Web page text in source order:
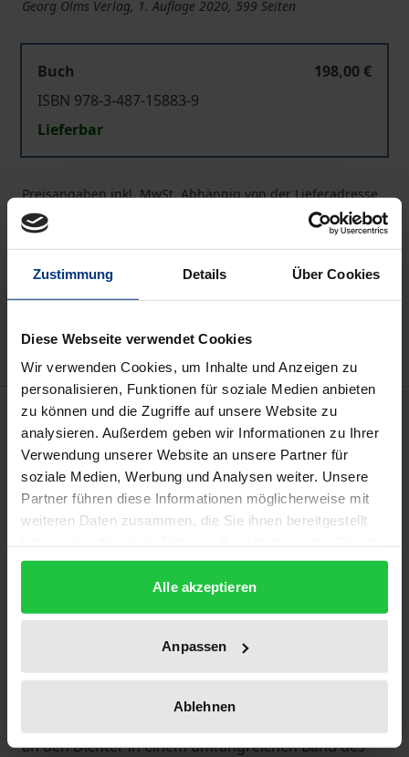
Zustimmung Details Über Cookies
Diese Webseite verwendet Cookies
Wir verwenden Cookies, um Inhalte und Anzeigen zu
personalisieren, Funktionen für soziale Medien anbieten
zu können und die Zugriffe auf unsere Website zu
analysieren. Außerdem geben wir Informationen zu Ihrer
Verwendung unserer Website an unsere Partner für
soziale Medien, Werbung und Analysen weiter. Unsere
Partner führen diese Informationen möglicherweise mit
weiteren Daten zusammen, die Sie ihnen bereitgestellt
gesammelt haben.
Alle akzeptieren
Anpassen
Ablehnen
Georg Olms Verlag, 1. Auflage 2020, 599 Seiten
Buch
198,00 €
ISBN 978-3-487-15883-9
Lieferbar
Preisangaben inkl. MwSt. Abhängig von der Lieferadresse
kann die MwSt. an der Kasse variieren.
Zur Wunschliste hinzufügen
Beschreibung
Im Werk des lebenslangen Frühromantikers Fouqué
spielen die zahlreichen, oft umfangreichen
Briefwechsel mit Freunden, Bekannten,
wichtige Rolle. Leider sind von Fouqués eigenen
Briefen nur Teile auf die Nachwelt gekommen, teils,
weil die Adressaten die Briefe vernichteten, Fouqué
schon zu Lebzeiten nach ca. 1830 zunehmend in
Vergessenheit geriet oder die Briefe nur
an den Dichter in einem umfangreichen Band des